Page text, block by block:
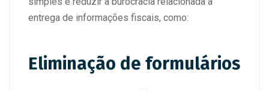
entrega de informações fiscais, como:
Eliminação de formulários